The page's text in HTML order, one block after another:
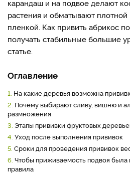
карандаш и на подвое делают
растения и обматывают
пленкой. Как привить абрикос
получать стабильные большие
статье.
Оглавление
1. На какие деревья возможна
2. Почему выбирают сливу, вишню и
размножения
3. Этапы прививки фруктовых
4. Уход после выполнения прививок
5. Сроки для проведения прививок
6. Чтобы приживаемость подвоя
правила